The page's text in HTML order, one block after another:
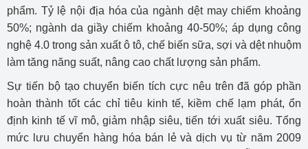
phẩm. Tỷ lệ nội địa hóa của ngành dệt may chiếm khoảng
50%; ngành da giầy chiếm khoảng 40-50%; áp dụng công
nghệ 4.0 trong sản xuất ô tô, chế biến sữa, sợi và dệt nhuộm
làm tăng năng suất, nâng cao chất lượng sản phẩm.
Sự tiến bộ tạo chuyển biến tích cực nêu trên đã góp phần
hoàn thành tốt các chỉ tiêu kinh tế, kiềm chế lạm phát, ổn
định kinh tế vĩ mô, giảm nhập siêu, tiến tới xuất siêu. Tổng
mức lưu chuyển hàng hóa bán lẻ và dịch vụ từ năm 2009